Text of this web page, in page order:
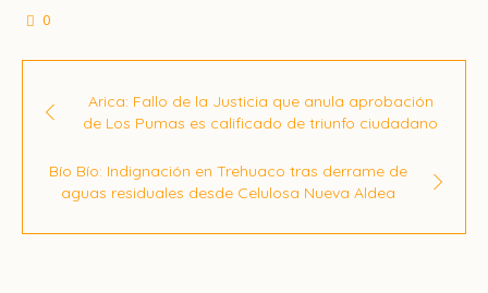
0
Arica: Fallo de la Justicia que anula aprobación
de Los Pumas es calificado de triunfo ciudadano
Bío Bío: Indignación en Trehuaco tras derrame de
aguas residuales desde Celulosa Nueva Aldea